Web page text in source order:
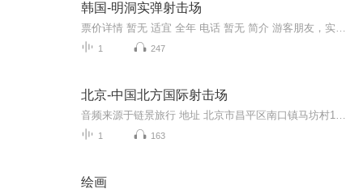
韩国-明洞实弹射击场
1 247
北京-中国北方国际射击场
1 163
绘画